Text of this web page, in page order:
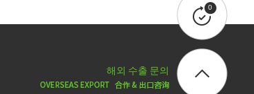
0
해외 수출 문의